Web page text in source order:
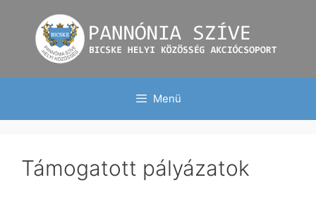
tartalomba
Menü
Támogatott pályázatok